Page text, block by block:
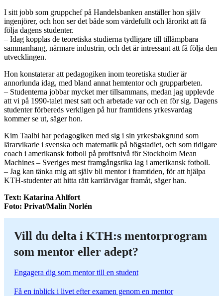
I sitt jobb som gruppchef på Handelsbanken anställer hon själv
ingenjörer, och hon ser det både som värdefullt och lärorikt att få
följa dagens studenter.
– Idag kopplas de teoretiska studierna tydligare till tillämpbara
sammanhang, närmare industrin, och det är intressant att få följa den
utvecklingen.
Hon konstaterar att pedagogiken inom teoretiska studier är
annorlunda idag, med bland annat hemtentor och grupparbeten.
– Studenterna jobbar mycket mer tillsammans, medan jag upplevde
att vi på 1990-talet mest satt och arbetade var och en för sig. Dagens
studenter förbereds verkligen på hur framtidens yrkesvardag
kommer se ut, säger hon.
Kim Taalbi har pedagogiken med sig i sin yrkesbakgrund som
lärarvikarie i svenska och matematik på högstadiet, och som tidigare
coach i amerikansk fotboll på proffsnivå för Stockholm Mean
Machines – Sveriges mest framgångsrika lag i amerikansk fotboll.
– Jag kan tänka mig att själv bli mentor i framtiden, för att hjälpa
KTH-studenter att hitta rätt karriärvägar framåt, säger han.
Text: Katarina Ahlfort
Foto: Privat/Malin Norlén
Vill du delta i KTH:s mentorprogram
som mentor eller adept?
Engagera dig som mentor till en student
Få en inblick i livet efter examen genom en mentor